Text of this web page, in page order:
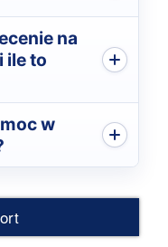
na
ile to
w